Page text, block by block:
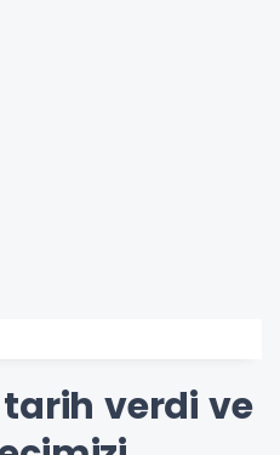
tarih verdi ve